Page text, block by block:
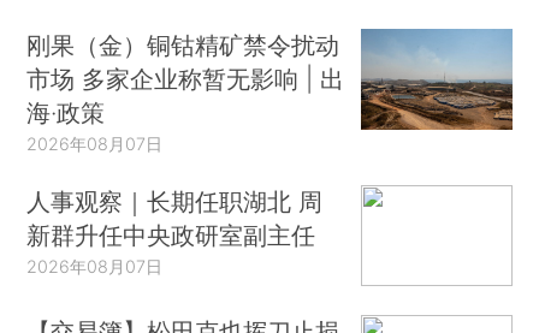
刚果（金）铜钴精矿禁令扰动
市场 多家企业称暂无影响 | 出
海·政策
2026年08月07日
人事观察｜长期任职湖北 周
新群升任中央政研室副主任
2026年08月07日